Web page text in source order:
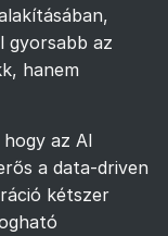
gyorsabb az
hanem
az AI
a data-driven
kétszer